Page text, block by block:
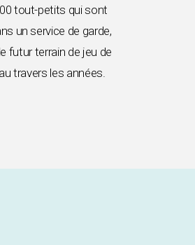
tout-petits qui sont
un service de garde,
futur terrain de jeu de
travers les années.